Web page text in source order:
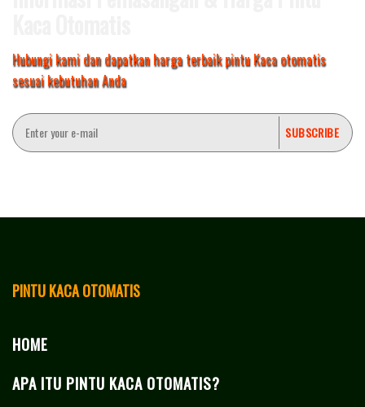
Hubungi kami dan dapatkan harga terbaik pintu Kaca otomatis
sesuai kebutuhan Anda
PINTU KACA OTOMATIS
HOME
APA ITU PINTU KACA OTOMATIS?